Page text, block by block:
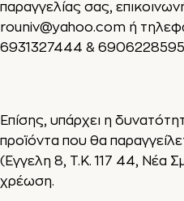
παραγγελίας σας,
rouniv@yahoo.com ή
6931327444 & 6906228595
Επίσης, υπάρχει η
προϊόντα που θα
( Eγγελη 8, Τ.Κ. 117 44, Νέα
χρέωση.